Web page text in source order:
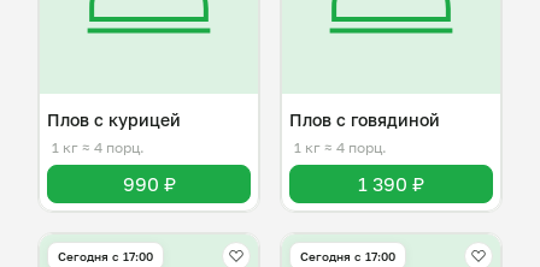
Плов с курицей
1 кг ≈ 4 порц.
990 ₽
Плов с говядиной
1 кг ≈ 4 порц.
1 390 ₽
Сегодня с 17:00 Сегодня с 17:00